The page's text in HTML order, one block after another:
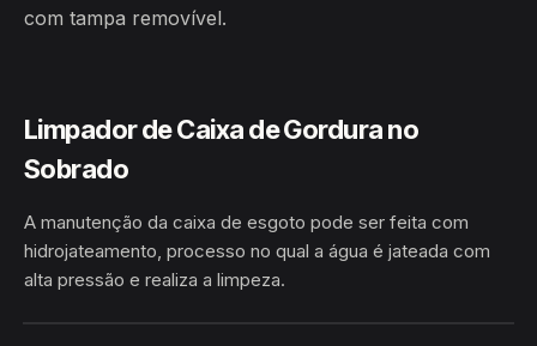
com tampa removível.
Limpador de Caixa de Gordura no
Sobrado
A manutenção da caixa de esgoto pode ser feita com
hidrojateamento, processo no qual a água é jateada com
alta pressão e realiza a limpeza.
HIDROJATEAMENTO SOBRADO · NOVO AIRÃO/AM